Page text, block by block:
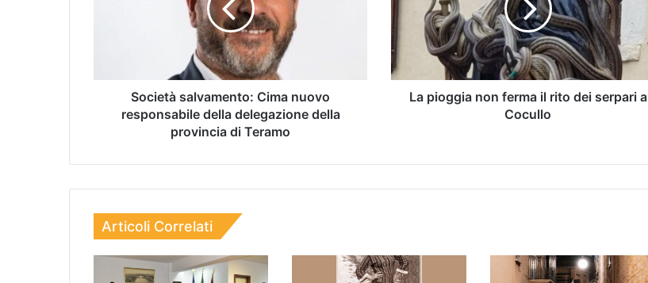
Società salvamento: Cima nuovo
responsabile della delegazione della
provincia di Teramo
La pioggia non ferma il rito dei serpari a
Cocullo
Articoli Correlati